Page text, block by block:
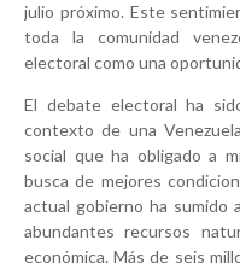
julio próximo. Este
toda la comunidad
electoral como una
El debate electoral ha
contexto de una
social que ha obligado a
busca de mejores
actual gobierno ha sumido
abundantes recursos
económica. Más de seis